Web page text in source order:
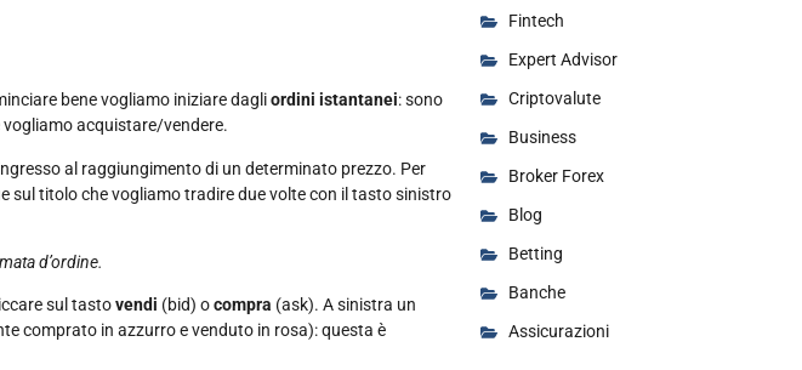
bene vogliamo iniziare dagliordini istantanei: sono
vogliamo acquistare/vendere.
al raggiungimento di un determinato prezzo. Per
sul titolo che vogliamo tradire due volte con il tasto sinistro
d’ordine.
sul tastovendi (bid) ocompra (ask). A sinistra un
comprato in azzurro e venduto in rosa): questa è
Fintech
Expert Advisor
Criptovalute
Business
Broker Forex
Blog
Betting
Banche
Assicurazioni